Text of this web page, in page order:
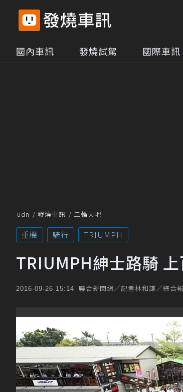
國內車訊 發燒試駕 國際車訊
udn 發燒車訊 二輪天地
重機 騎行 TRIUMPH
TRIUMPH紳士路騎
2016-09-26 15:14 聯合新聞網／記者林和謙／綜合